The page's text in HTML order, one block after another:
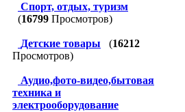
Спорт, отдых, туризм
(16799 Просмотров)
Детские товары (16212
Просмотров)
Аудио,фото-видео,бытовая
техника и
электрооборудование